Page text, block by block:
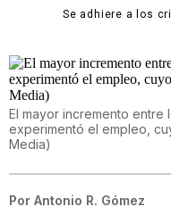
Se adhiere a los
El mayor incremento entre
experimentó el empleo,
Media)
Por Antonio R. Gómez